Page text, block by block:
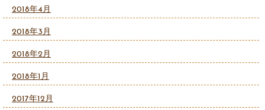
2018年4月
2018年3月
2018年2月
2018年1月
2017年12月